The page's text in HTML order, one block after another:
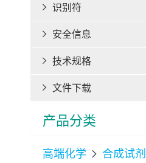
识别符

安全信息

技术规格

文件下载

产品分类
高端化学  合成试剂